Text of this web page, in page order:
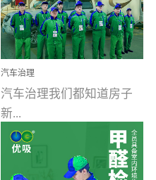
毒的功效，杀菌率
99.99%。相对于传统消毒
液来说，无...
汽车治理
汽车治理我们都知道房子
新...
装修完会有甲醛，其实汽